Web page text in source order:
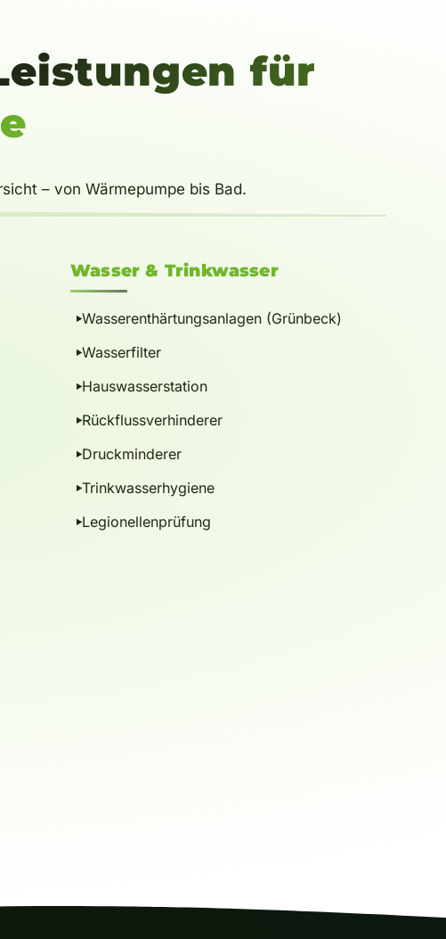
für
– von Wärmepumpe bis Bad.
Wasser& Trinkwasser
Wasserenthärtungsanlagen (Grünbeck)
Wasserfilter
Hauswasserstation
Rückflussverhinderer
Druckminderer
Trinkwasserhygiene
Legionellenprüfung